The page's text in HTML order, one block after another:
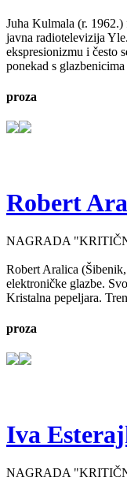
Juha Kulmala (r.
javna radiotelevizija
ekspresionizmu i često
ponekad s
proza
Robert
NAGRADA
Robert Aralica
elektroničke glazbe.
Kristalna pepeljara.
proza
Iva
NAGRADA